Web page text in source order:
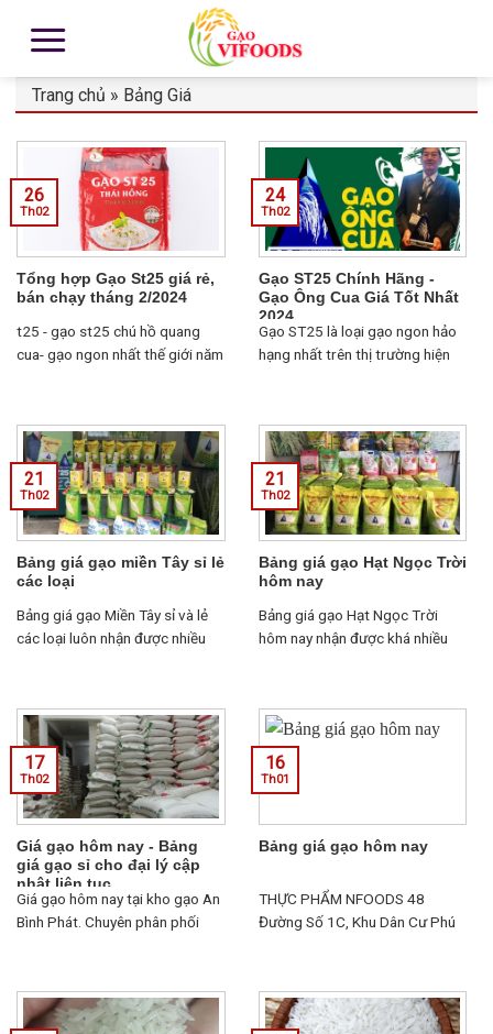
Trang chủ » Bảng Giá
Tổng hợp Gạo St25 giá rẻ,
bán chạy tháng 2/2024
t25 - gạo st25 chú hồ quang
cua- gạo ngon nhất thế giới năm
26
Th02
Gạo ST25 Chính Hãng -
Gạo Ông Cua Giá Tốt Nhất
2024
Gạo ST25 là loại gạo ngon hảo
hạng nhất trên thị trường hiện
mắc...
24
Th02
Bảng giá gạo miền Tây sỉ lẻ
các loại
Bảng giá gạo Miền Tây sỉ và lẻ
các loại luôn nhận được nhiều
21
Th02
Bảng giá gạo Hạt Ngọc Trời
hôm nay
Bảng giá gạo Hạt Ngọc Trời
hôm nay nhận được khá nhiều
21
Th02
Giá gạo hôm nay - Bảng
giá gạo sỉ cho đại lý cập
nhật liên tục
Giá gạo hôm nay tại kho gạo An
Bình Phát. Chuyên phân phối
có nhu cầu mua gạo từ thiện....
17
Th02
Bảng giá gạo hôm nay
THỰC PHẨM NFOODS 48
Đường Số 1C, Khu Dân Cư Phú
08.77.99.00.55...
16
Th01